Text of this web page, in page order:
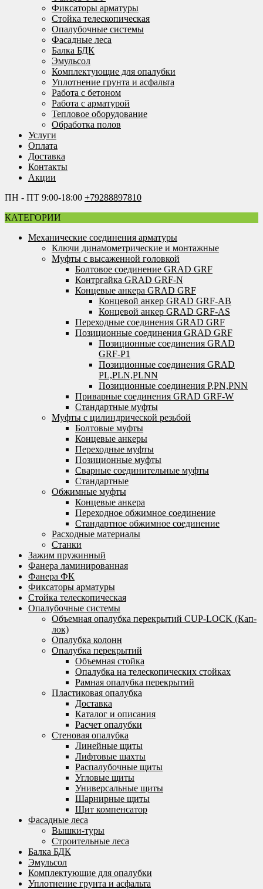
Фиксаторы арматуры
Стойка телескопическая
Опалубочные системы
Фасадные леса
Балка БДК
Эмульсол
Комплектующие для опалубки
Уплотнение грунта и асфальта
Работа с бетоном
Работа с арматурой
Тепловое оборудование
Обработка полов
Услуги
Оплата
Доставка
Контакты
Акции
ПН - ПТ 9:00-18:00 +79288897810
КАТЕГОРИИ
Механические соединения арматуры
Ключи динамометрические и монтажные
Муфты с высаженной головкой
Болтовое соединение GRAD GRF
Контргайка GRAD GRF-N
Концевые анкера GRAD GRF
Концевой анкер GRAD GRF-AB
Концевой анкер GRAD GRF-AS
Переходные соединения GRAD GRF
Позиционные соединения GRAD GRF
Позиционные соединения GRAD
GRF-P1
Позиционные соединения GRAD
PL,PLN,PLNN
Позиционные соединения P,PN,PNN
Приварные соединения GRAD GRF-W
Стандартные муфты
Муфты с цилиндрической резьбой
Болтовые муфты
Концевые анкеры
Переходные муфты
Позиционные муфты
Сварные соединительные муфты
Стандартные
Обжимные муфты
Концевые анкера
Переходное обжимное соединение
Стандартное обжимное соединение
Расходные материалы
Станки
Зажим пружинный
Фанера ламинированная
Фанера ФК
Фиксаторы арматуры
Стойка телескопическая
Опалубочные системы
Объемная опалубка перекрытий CUP-LOCK (Кап-
лок)
Опалубка колонн
Опалубка перекрытий
Объемная стойка
Опалубка на телескопических стойках
Рамная опалубка перекрытий
Пластиковая опалубка
Доставка
Каталог и описания
Расчет опалубки
Стеновая опалубка
Линейные щиты
Лифтовые шахты
Распалубочные щиты
Угловые щиты
Универсальные щиты
Шарнирные щиты
Щит компенсатор
Фасадные леса
Вышки-туры
Строительные леса
Балка БДК
Эмульсол
Комплектующие для опалубки
Уплотнение грунта и асфальта